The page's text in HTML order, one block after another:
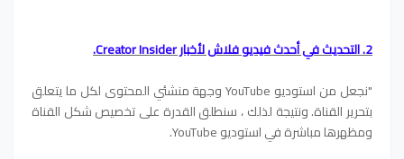
2. التحديث في أحدث فيديو فلاش لأخبار Creator Insider.
"نجعل من استوديو YouTube وجهة منشئي المحتوى لكل ما يتعلق
بتحرير القناة. ونتيجة لذلك ، سنطلق القدرة على تخصيص شكل القناة
ومظهرها مباشرة في استوديو YouTube.